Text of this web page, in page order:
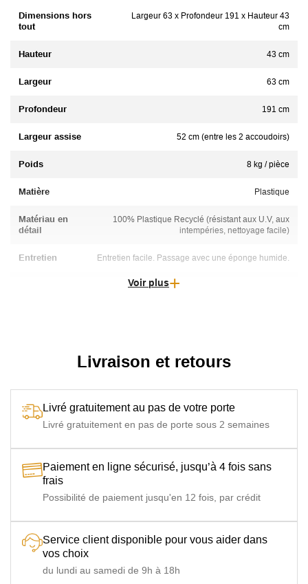
Dimensions hors
tout
Largeur 63 x Profondeur 191 x Hauteur 43
cm
Hauteur 43 cm
Largeur 63 cm
Profondeur 191 cm
Largeur assise 52 cm (entre les 2 accoudoirs)
Poids 8 kg / pièce
Matière Plastique
Matériau en
détail
100% Plastique Recyclé (résistant aux U.V, aux
intempéries, nettoyage facile)
Entretien Entretien facile. Passage avec une éponge humide.
Voir plus
Livraison et retours
Livré gratuitement au pas de votre porte
Livré gratuitement en pas de porte sous 2 semaines
Paiement en ligne sécurisé, jusqu’à 4 fois sans
frais
Possibilité de paiement jusqu'en 12 fois, par crédit
Service client disponible pour vous aider dans
vos choix
du lundi au samedi de 9h à 18h